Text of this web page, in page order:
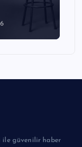
ile güvenilir haber